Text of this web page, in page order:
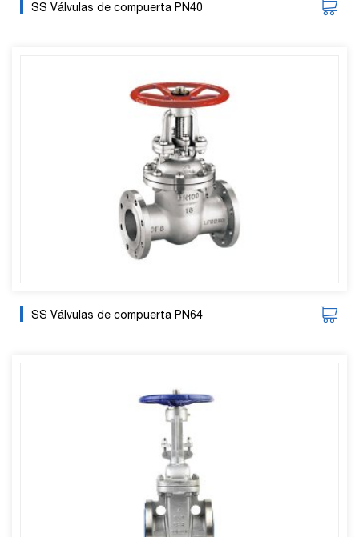
SS Válvulas de compuerta PN40
SS Válvulas de compuerta PN64